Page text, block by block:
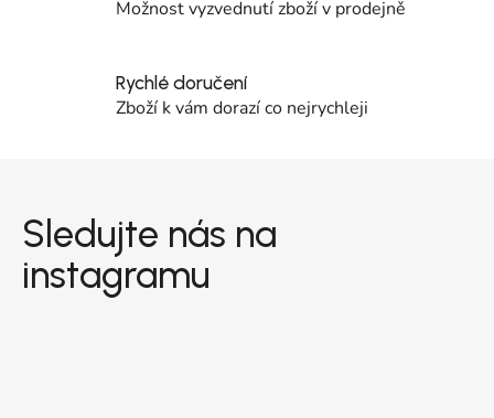
Možnost vyzvednutí zboží v prodejně
Rychlé doručení
Zboží k vám dorazí co nejrychleji
Sledujte nás na
instagramu